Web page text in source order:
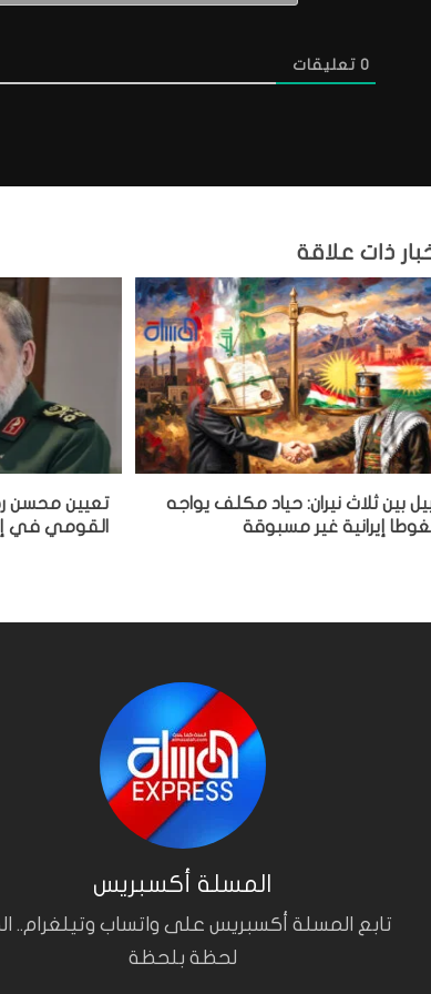
0 تعليقات
ذات علاقة
بين ثلاث نيران: حياد مكلف يواجه
إيرانية غير مسبوقة
تعيين محسن
القومي في
المسلة أكسبريس
تابع المسلة أكسبريس على واتساب وتيلغرام..
لحظة بلحظة